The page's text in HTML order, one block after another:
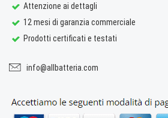
Attenzione ai dettagli
12 mesi di garanzia commerciale
Prodotti certificati e testati
info@allbatteria.com